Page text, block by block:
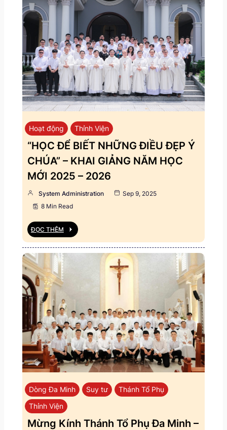
Hoạt động Thỉnh Viện
“HỌC ĐỂ BIẾT NHỮNG ĐIỀU ĐẸP Ý
CHÚA” – KHAI GIẢNG NĂM HỌC
MỚI 2025 – 2026
System Administration
Sep 9, 2025
8 Min Read
ĐỌC THÊM
Dòng Đa Minh Suy tư
Thánh Tổ Phụ
Thỉnh Viện
Mừng Kính Thánh Tổ Phụ Đa Minh –